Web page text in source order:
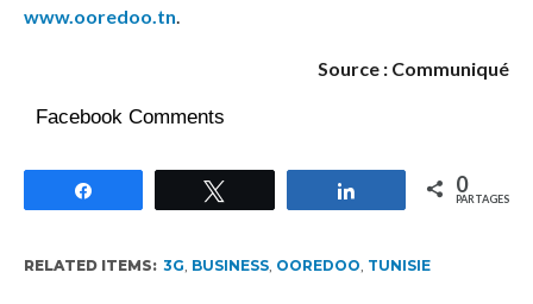
www.ooredoo.tn.
Source : Communiqué
Facebook Comments
Partagez 0
PARTAGES
RELATED ITEMS: 3G, BUSINESS, OOREDOO, TUNISIE